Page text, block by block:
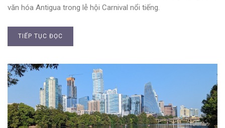
văn hóa Antigua trong lễ hội Carnival nổi tiếng.
TIẾP TỤC ĐỌC